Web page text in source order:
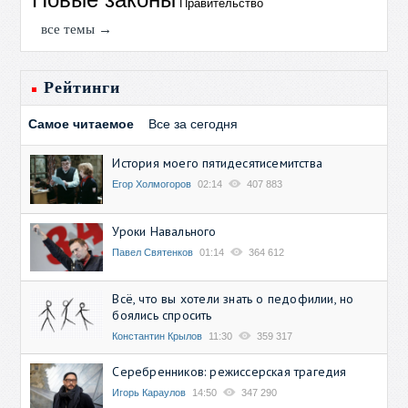
Правительство
все темы →
Рейтинги
Самое читаемое Все за сегодня
История моего пятидесятисемитства
Егор Холмогоров 02:14 407 883
Уроки Навального
Павел Святенков 01:14 364 612
Всё, что вы хотели знать о педофилии, но
боялись спросить
Константин Крылов 11:30 359 317
Серебренников: режиссерская трагедия
Игорь Караулов 14:50 347 290